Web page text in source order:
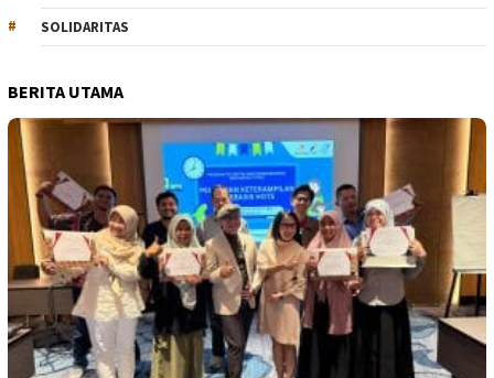
SOLIDARITAS
BERITA UTAMA